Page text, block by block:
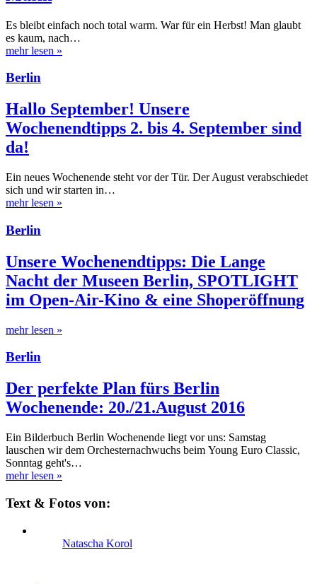
Es bleibt einfach noch total warm. War für ein Herbst! Man glaubt
es kaum, nach…
mehr lesen »
Berlin
Hallo September! Unsere
Wochenendtipps 2. bis 4. September sind
da!
Ein neues Wochenende steht vor der Tür. Der August verabschiedet
sich und wir starten in…
mehr lesen »
Berlin
Unsere Wochenendtipps: Die Lange
Nacht der Museen Berlin, SPOTLIGHT
im Open-Air-Kino & eine Shoperöffnung
mehr lesen »
Berlin
Der perfekte Plan fürs Berlin
Wochenende: 20./21.August 2016
Ein Bilderbuch Berlin Wochenende liegt vor uns: Samstag
lauschen wir dem Orchesternachwuchs beim Young Euro Classic,
Sonntag geht's…
mehr lesen »
Text & Fotos von:
Natascha Korol